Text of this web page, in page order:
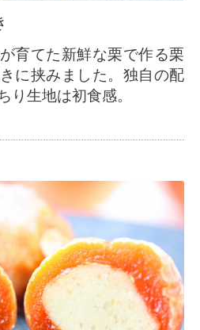
育てた新鮮な栗で作る栗
に挟みました。独自の配
り生地は初食感。